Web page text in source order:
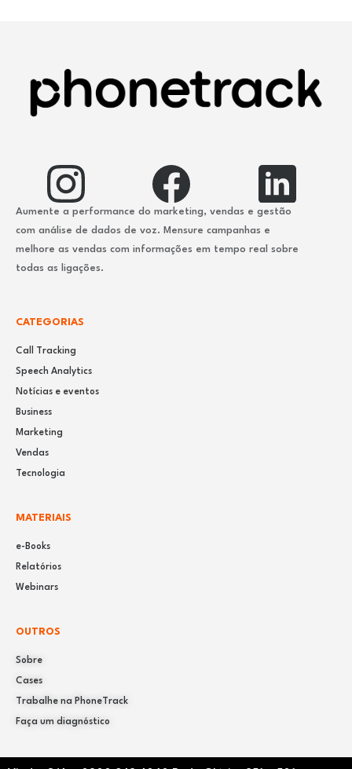
Aumente a performance do marketing, vendas e gestão
com análise de dados de voz. Mensure campanhas e
melhore as vendas com informações em tempo real sobre
todas as ligações.
CATEGORIAS
Call Tracking
Speech Analytics
Notícias e eventos
Business
Marketing
Vendas
Tecnologia
MATERIAIS
e-Books
Relatórios
Webinars
OUTROS
Sobre
Cases
Trabalhe na PhoneTrack
Faça um diagnóstico